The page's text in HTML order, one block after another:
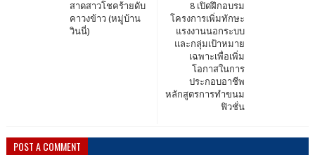
8 เปิดฝึกอบรม
โครงการเพิ่มทักษะ
แรงงานนอกระบบ
และกลุ่มเป้าหมาย
เฉพาะเพื่อเพิ่ม
โอกาสในการ
ประกอบอาชีพ
หลักสูตรการทำขนม
ฟิวชั่น​
สาดสาวโชคร้ายดับ
คาวงข้าว (หมู่บ้าน
วินนี่)​
POST A COMMENT